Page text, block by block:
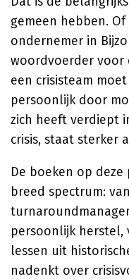
gemeen hebben.
ondernemer in
woordvoerder voor
een crisisteam
persoonlijk door
zich heeft verdiept
crisis, staat sterker
De boeken op deze
breed spectrum:
persoonlijk herstel,
lessen uit
nadenkt over